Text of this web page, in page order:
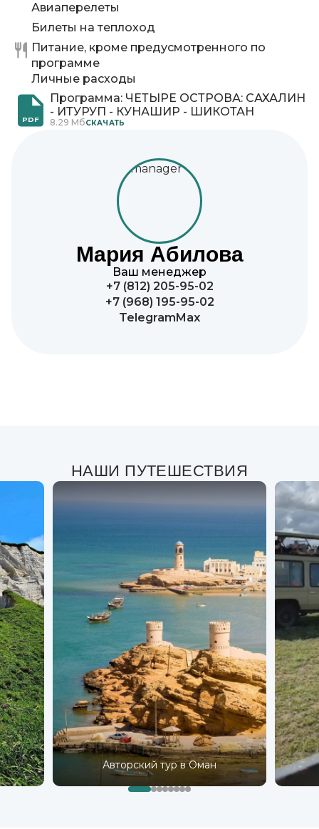
Авиаперелеты
Билеты на теплоход
Питание, кроме предусмотренного по
программе
Личные расходы
PDF
Программа: ЧЕТЫРЕ ОСТРОВА: САХАЛИН
- ИТУРУП - КУНАШИР - ШИКОТАН
8.29 МбCКАЧАТЬ
Мария Абилова
Ваш менеджер
+7 (812) 205-95-02
+7 (968) 195-95-02
TelegramMax
НАШИ ПУТЕШЕСТВИЯ
Авторский тур в Оман